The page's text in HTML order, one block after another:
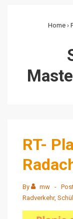
Home ›
RT-
By mw
Radverkehr,